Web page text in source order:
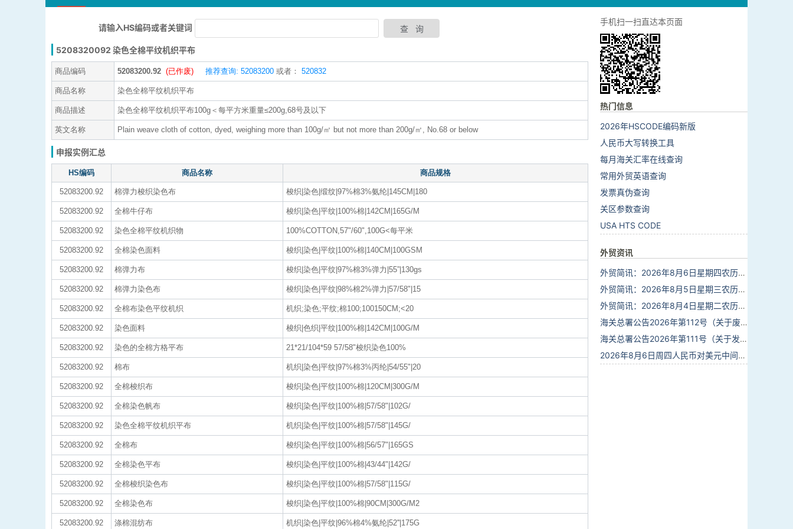
请输入HS编码或者关键词
5208320092 染色全棉平纹机织平布
商品编码 52083200.92 (已作废) 推荐查询: 52083200 或者： 520832
商品名称 染色全棉平纹机织平布
商品描述 染色全棉平纹机织平布100g＜每平方米重量≤200g,68号及以下
英文名称 Plain weave cloth of cotton, dyed, weighing more than 100g/㎡ but not more than 200g/㎡, No.68 or below
申报实例汇总
HS编码 商品名称 商品规格
52083200.92 棉弹力梭织染色布 梭织|染色|缎纹|97%棉3%氨纶|145CM|180
52083200.92 全棉牛仔布 梭织|染色|平纹|100%棉|142CM|165G/M
52083200.92 染色全棉平纹机织物 100%COTTON,57"/60",100G<每平米
52083200.92 全棉染色面料 梭织|染色|平纹|100%棉|140CM|100GSM
52083200.92 棉弹力布 梭织|染色|平纹|97%棉3%弹力|55”|130gs
52083200.92 棉弹力染色布 梭织|染色|平纹|98%棉2%弹力|57/58"|15
52083200.92 全棉布染色平纹机织 机织;染色;平纹;棉100;100150CM;<20
52083200.92 染色面料 梭织|色织|平纹|100%棉|142CM|100G/M
52083200.92 染色的全棉方格平布 21*21/104*59 57/58"梭织染色100%
52083200.92 棉布 机织|染色|平纹|97%棉3%丙纶|54/55"|20
52083200.92 全棉梭织布 梭织|染色|平纹|100%棉|120CM|300G/M
52083200.92 全棉染色帆布 梭织|染色|平纹|100%棉|57/58"|102G/
52083200.92 染色全棉平纹机织平布 机织|染色|平纹|100%棉|57/58"|145G/
52083200.92 全棉布 梭织|染色|平纹|100%棉|56/57"|165GS
52083200.92 全棉染色平布 梭织|染色|平纹|100%棉|43/44"|142G/
52083200.92 全棉梭织染色布 梭织|染色|平纹|100%棉|57/58"|115G/
52083200.92 全棉染色布 梭织|染色|平纹|100%棉|90CM|300G/M2
52083200.92 涤棉混纺布 机织|染色|平纹|96%棉4%氨纶|52''|175G
手机扫一扫直达本页面
热门信息
2026年HSCODE编码新版
人民币大写转换工具
每月海关汇率在线查询
常用外贸英语查询
发票真伪查询
关区参数查询
USA HTS CODE
外贸资讯
外贸简讯：2026年8月6日星期四农历六月廿四
外贸简讯：2026年8月5日星期三农历六月廿三
外贸简讯：2026年8月4日星期二农历六月廿二
海关总署公告2026年第112号（关于废止部分卫生检疫类规范性文件的公告）
海关总署公告2026年第111号（关于发布《进出境动植物检疫处理监督管理工作规定》《进出境卫生处理监督管理工作规定》的公告）
2026年8月6日周四人民币对美元中间价报6.7895调贬6个基点